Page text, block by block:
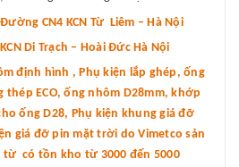
CN4 KCN Từ Liêm – Hà Nội
Trạch – Hoài Đức Hà Nội
định hình , Phụ kiện lắp ghép, ống
thép ECO, ống nhôm D28mm, khớp
ống D28, Phụ kiện khung giá đỡ
giá đỡ pin mặt trời do Vimetco sản
có tồn kho từ 3000 đến 5000